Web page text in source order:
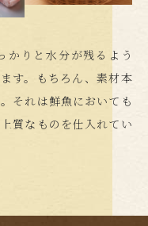
かりと水分が残るよう
す。もちろん、素材本
それは鮮魚においても
上質なものを仕入れてい